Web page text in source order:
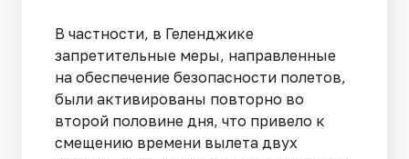
В частности, в Геленджике
запретительные меры, направленные
на обеспечение безопасности полетов,
были активированы повторно во
второй половине дня, что привело к
смещению времени вылета двух